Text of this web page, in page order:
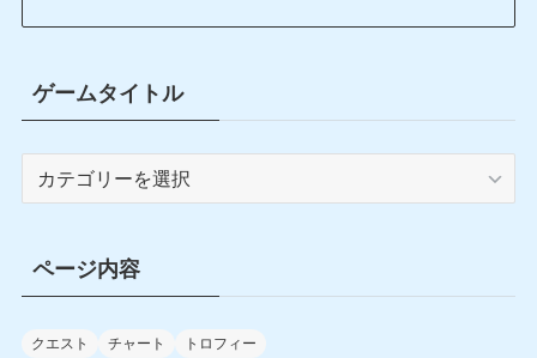
ゲームタイトル
ル
ページ内容
クエスト チャート トロフィー